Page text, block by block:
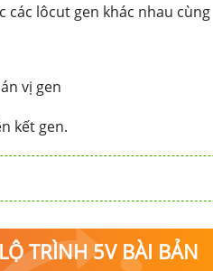
các lôcut gen khác nhau cùng
vị gen
kết gen.
TRÌNH 5V BÀI BẢN